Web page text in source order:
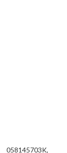
058145703K,